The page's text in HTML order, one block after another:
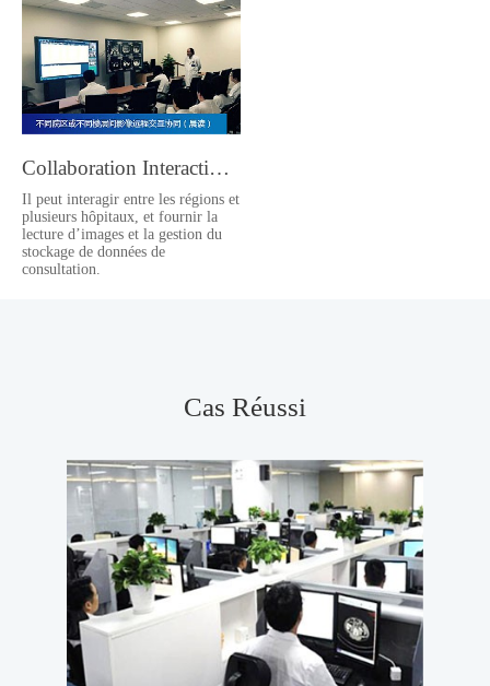
Collaboration Interactive À Distance
Il peut interagir entre les régions et
plusieurs hôpitaux, et fournir la
lecture d’images et la gestion du
stockage de données de
consultation.
Cas Réussi